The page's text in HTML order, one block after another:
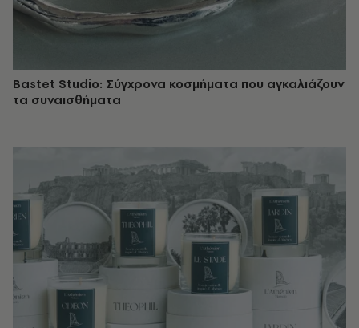
Bastet Studio: Σύγχρονα κοσμήματα που αγκαλιάζουν
τα συναισθήματα